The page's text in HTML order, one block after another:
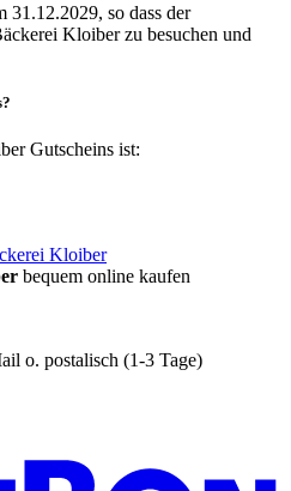
31.12.2029, so dass der
Kloiber zu besuchen und
Gutscheins ist:
bequem online kaufen
o. postalisch (1-3 Tage)